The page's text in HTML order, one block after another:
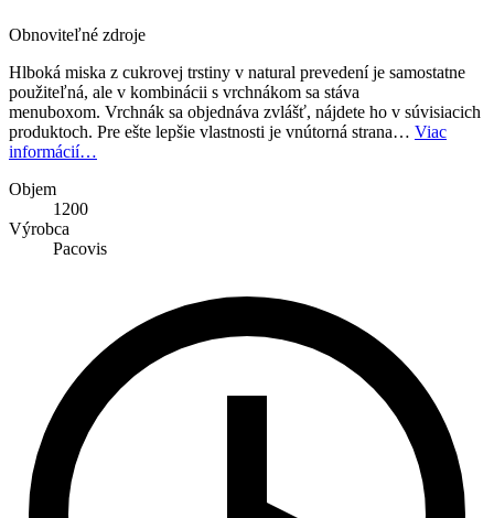
Obnoviteľné zdroje
Hlboká miska z cukrovej trstiny v natural prevedení je samostatne
použiteľná, ale v kombinácii s vrchnákom sa stáva
menuboxom. Vrchnák sa objednáva zvlášť, nájdete ho v súvisiacich
produktoch. Pre ešte lepšie vlastnosti je vnútorná strana… Viac
informácií…
Objem
1200
Výrobca
Pacovis